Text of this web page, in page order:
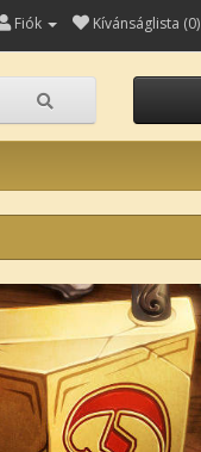
Fiók Kívánságlista (0)